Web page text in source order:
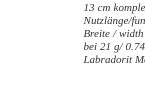
13 cm
Nutzlänge/
Breite /
bei 21 g/
Labradorit